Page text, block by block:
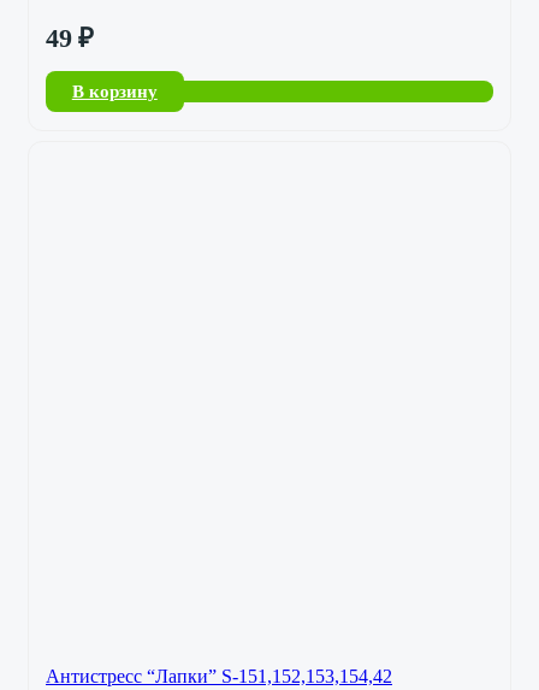
49 ₽
В корзину
Антистресс “Лапки” S-151,152,153,154,42